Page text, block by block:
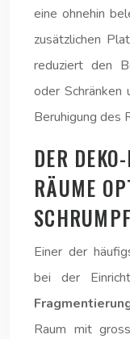
eine ohnehin
zusätzlichen
reduziert den
oder Schränken
Beruhigung des
DER
RÄUME
Einer der
bei der
Raum mit